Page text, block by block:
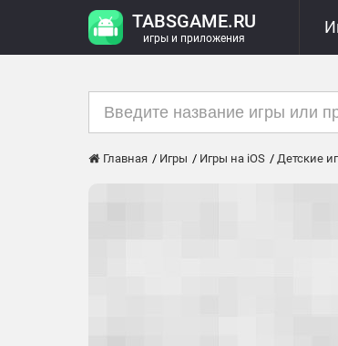
TABSGAME.RU
игры и приложения
Главная Игры Игры на iOS Детские